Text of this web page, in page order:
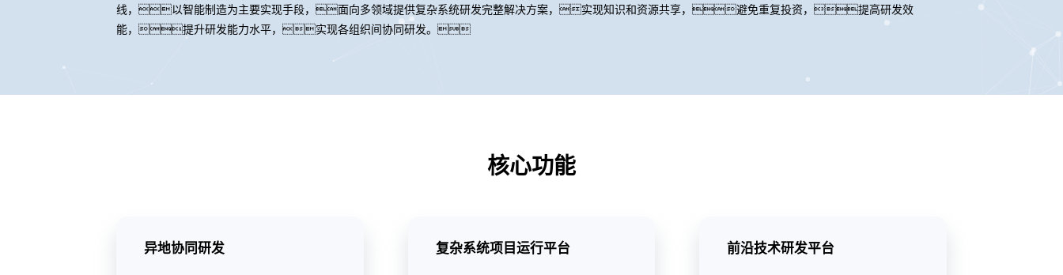
线，以智能制造为主要实现手段，面向多领域提供复杂系统研发完整解决方案，实现知识和资源共享，避免重复投资，提高研发效
能，提升研发能力水平，实现各组织间协同研发。
核心功能
异地协同研发 复杂系统项目运行平台 前沿技术研发平台